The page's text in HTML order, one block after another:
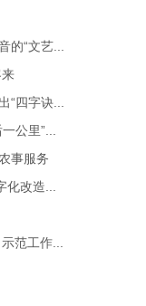
的“文艺...
“四字诀...
公里”...
事服务
改造...
范工作...